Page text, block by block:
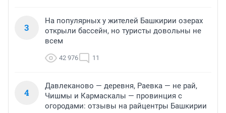
3
На популярных у жителей Башкирии озерах
открыли бассейн, но туристы довольны не
всем
42 976 11
4
Давлеканово — деревня, Раевка — не рай,
Чишмы и Кармаскалы — провинция с
огородами: отзывы на райцентры Башкирии